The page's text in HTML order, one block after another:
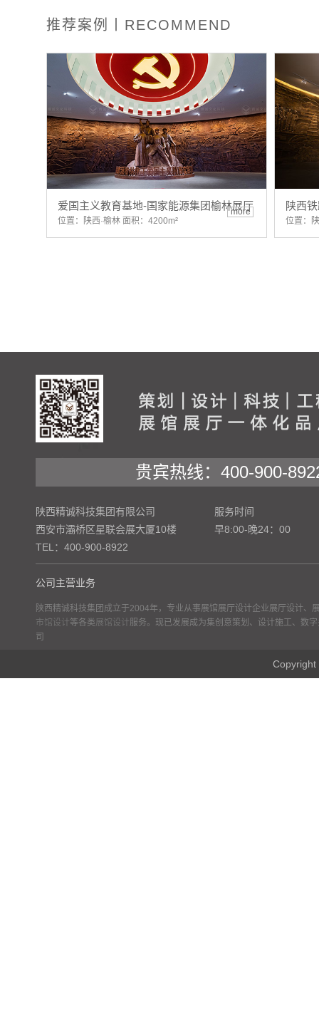
推荐案例丨RECOMMEND
爱国主义教育基地-国家能源集团榆林展厅
位置：陕西·榆林 面积：4200m²
more 陕西
位置：
贵宾热线：400-900-
陕西精诚科技集团有限公司
西安市灞桥区星联会展大厦10楼
TEL：400-900-8922
服务时间
早8:00-晚24：00
公司主营业务
陕西精诚科技集团成立于2004年，专业从事展馆展厅设计企业展厅设计、
市馆设计等各类 展馆设计 服务。现已发展成为集创意策划、设计施工、数
司